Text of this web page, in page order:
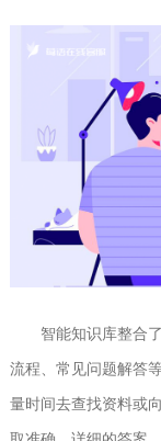
智能知识库整合了
流程、常见问题解答
量时间去查找资料或